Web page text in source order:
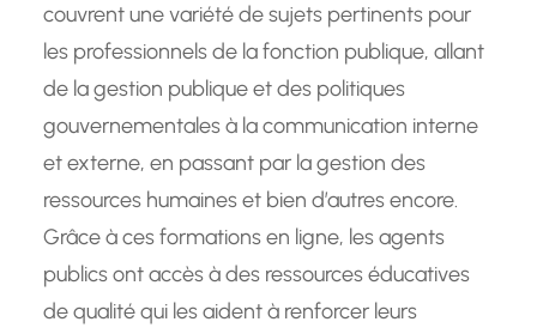
couvrent une variété de sujets pertinents pour
les professionnels de la fonction publique, allant
de la gestion publique et des politiques
gouvernementales à la communication interne
et externe, en passant par la gestion des
ressources humaines et bien d’autres encore.
Grâce à ces formations en ligne, les agents
publics ont accès à des ressources éducatives
de qualité qui les aident à renforcer leurs